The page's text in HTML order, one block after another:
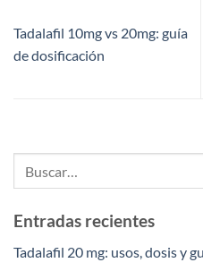
Tadalafil 10mg vs 20mg: guía
de dosificación
Entradas recientes
Tadalafil 20 mg: usos, dosis y